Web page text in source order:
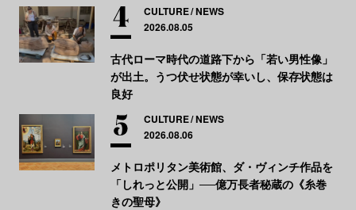
CULTURE NEWS
2026.08.05
古代ローマ時代の道路下から「若い男性像」
が出土。うつ伏せ状態が幸いし、保存状態は
良好
CULTURE NEWS
2026.08.06
メトロポリタン美術館、ダ・ヴィンチ作品を
「しれっと公開」──億万長者秘蔵の《糸巻
きの聖母》